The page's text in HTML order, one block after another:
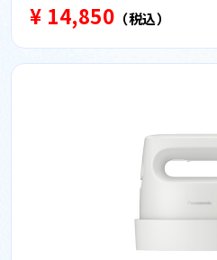
¥ 14,850 （税込）